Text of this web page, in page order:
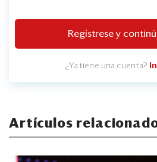
Regístrese y
¿Ya tiene una cuenta?
Artículos